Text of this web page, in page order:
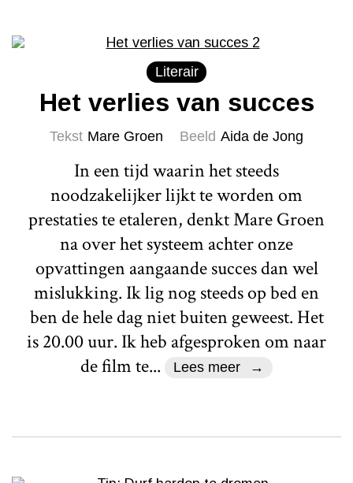
Literair
Het verlies van succes
Tekst Mare Groen Beeld Aida de Jong
In een tijd waarin het steeds
noodzakelijker lijkt te worden om
prestaties te etaleren, denkt Mare Groen
na over het systeem achter onze
opvattingen aangaande succes dan wel
mislukking. Ik lig nog steeds op bed en
ben de hele dag niet buiten geweest. Het
is 20.00 uur. Ik heb afgesproken om naar
de film te...
Lees meer